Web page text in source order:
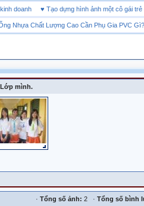
kinh doanh♥Tạo dựng hình ảnh một cô
Nhựa Chất Lượng Cao Cần Phụ Gia PVC Gì?
Lớp mình.
· Tổng số ảnh: 2 · Tổng số bình